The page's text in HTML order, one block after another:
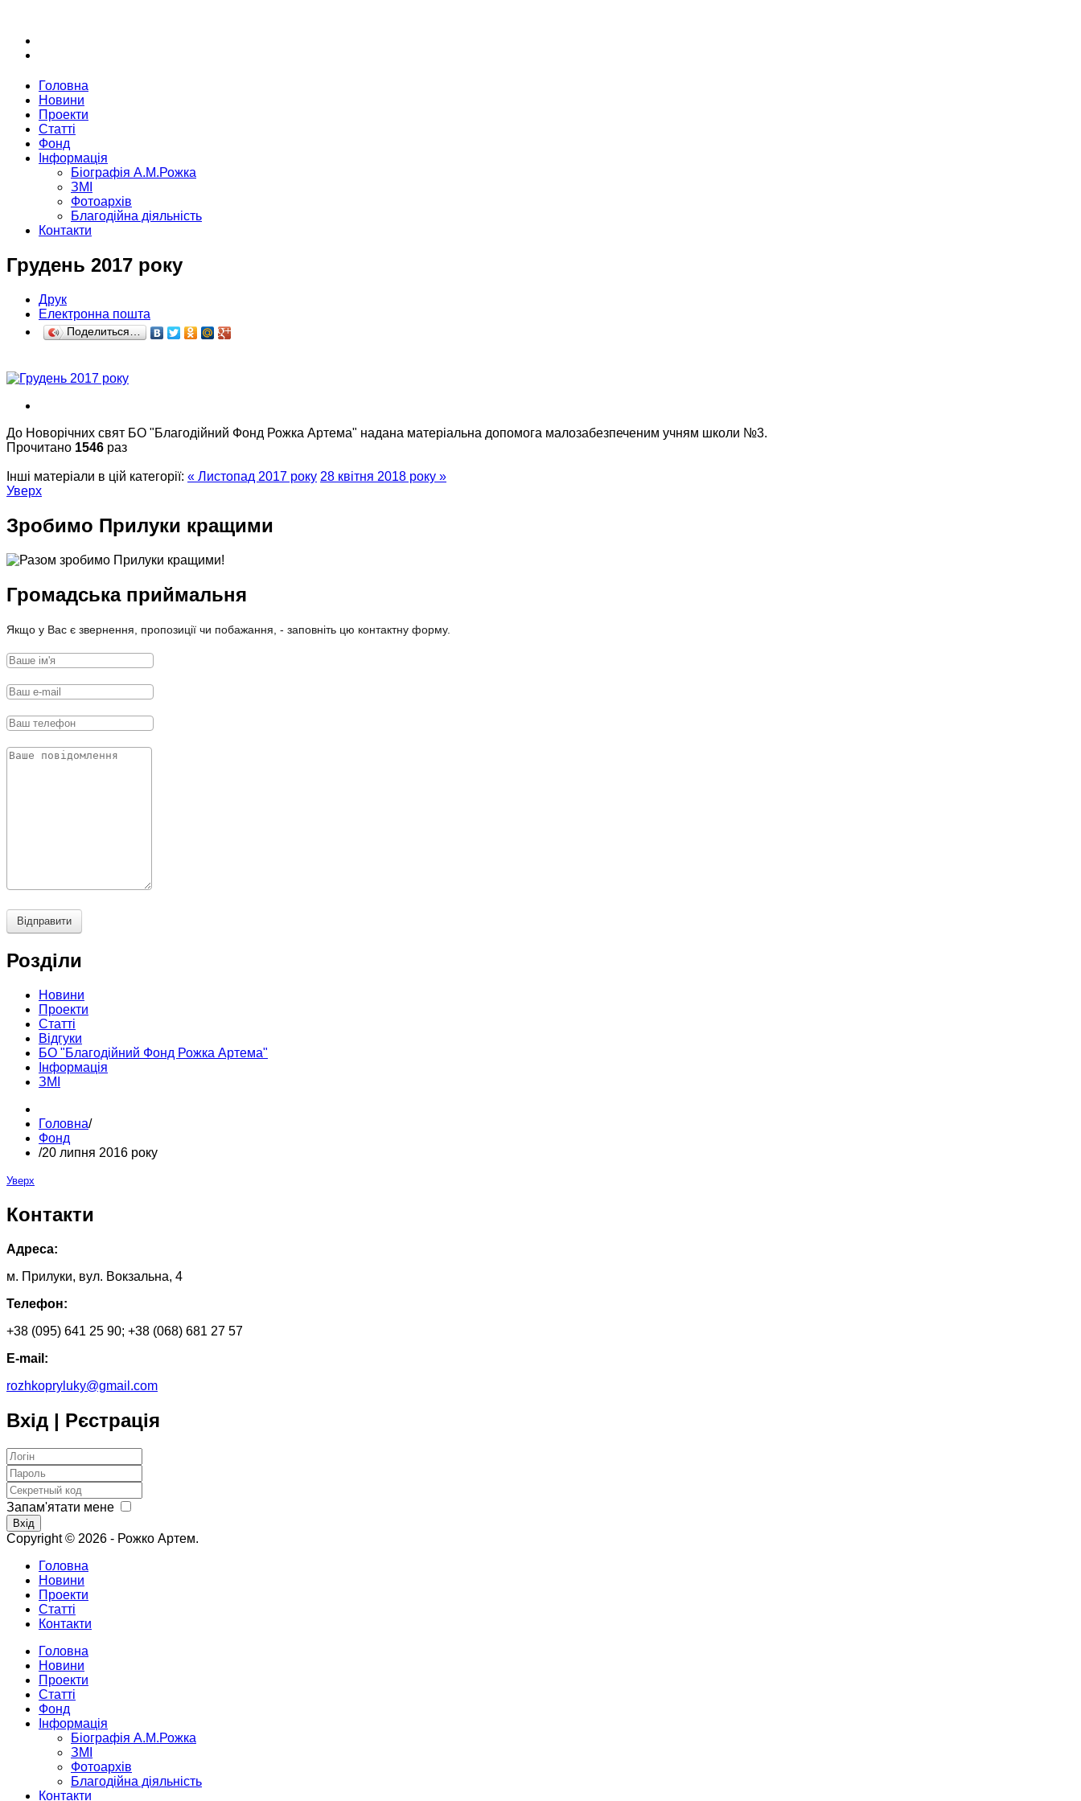
Головна
Новини
Проекти
Статті
Фонд
Інформація
Біографія А.М.Рожка
ЗМІ
Фотоархів
Благодійна діяльність
Контакти
Грудень 2017 року
Друк
Електронна пошта
Поделиться…
До Новорічних свят БО "Благодійний Фонд Рожка Артема" надана матеріальна допомога малозабезпеченим учням школи №3.
Прочитано 1546 раз
Інші матеріали в цій категорії: « Листопад 2017 року 28 квітня 2018 року »
Уверх
Зробимо Прилуки кращими
Громадська приймальня
Якщо у Вас є звернення, пропозиції чи побажання, - заповніть цю контактну форму.
Відправити
Розділи
Новини
Проекти
Статті
Відгуки
БО "Благодійний Фонд Рожка Артема"
Інформація
ЗМІ
Головна/
Фонд
/20 липня 2016 року
Уверх
Контакти
Адреса:
м. Прилуки, вул. Вокзальна, 4
Телефон:
+38 (095) 641 25 90; +38 (068) 681 27 57
E-mail:
rozhkopryluky@gmail.com
Вхід | Рєстрація
Запам'ятати мене
Вхід
Copyright © 2026 - Рожко Артем.
Головна
Новини
Проекти
Статті
Контакти
Головна
Новини
Проекти
Статті
Фонд
Інформація
Біографія А.М.Рожка
ЗМІ
Фотоархів
Благодійна діяльність
Контакти